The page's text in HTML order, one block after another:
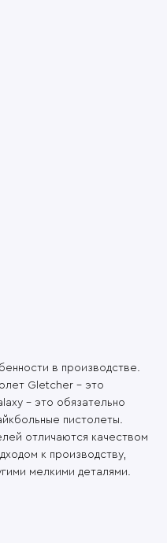
в производстве.
Gletcher – это
– это обязательно
пистолеты.
отличаются качеством
к производству,
мелкими деталями.